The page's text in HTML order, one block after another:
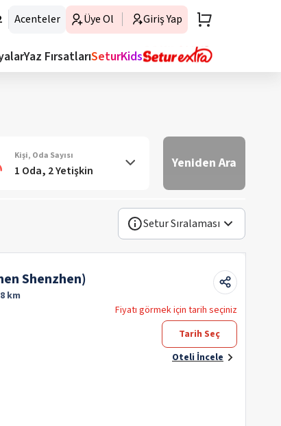
Acenteler Üye Ol Giriş Yap
Yaz FırsatlarıSeturKids
Kişi, Oda Sayısı
1 Oda, 2 Yetişkin Yeniden Ara
Setur Sıralaması
Shenzhen)
km
Fiyatı görmek için tarih seçiniz
Tarih Seç
Oteli İncele